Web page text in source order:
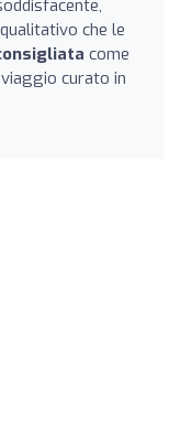
che le
come
curato in